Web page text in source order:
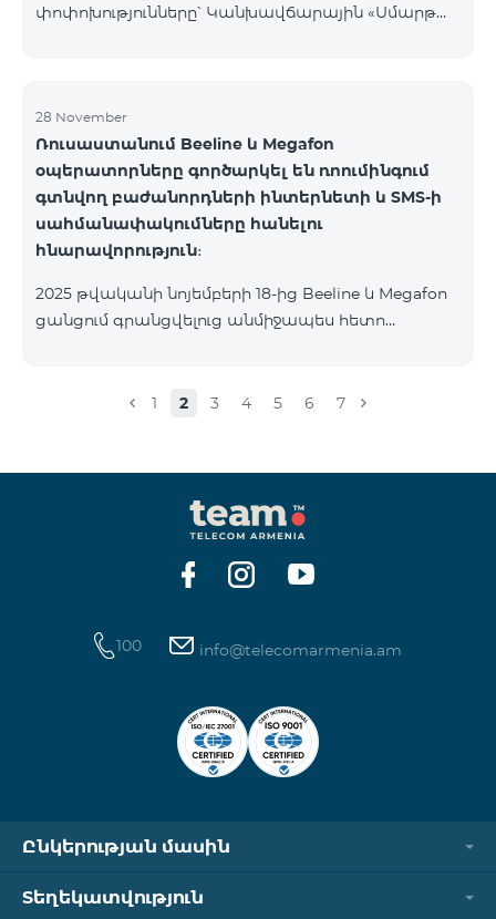
փոփոխությունները՝ Կանխավճարային «Սմարթ
սակագնային փաթեթին, որի շրջանակներում
կստանան անսահմանափակ ինտերնետ, 2000
րոպե դեպի ՀՀ բոլոր ցանցեր, ԱՄՆ, Կանադա, ՌԴ
Beeline և Tele2 ցանցեր, 500 SMS, 200 ՄԲ
ռոումինգում, 60 TV ալիք։ «BeFree 5000 unlimit»
սակագնային փաթեթի ամսավճարը կազմում է
սակագնային փաթեթը կդադարի գ
28 November
Ռուսաստանում Beeline և Megafon
օպերատորները գործարկել են ռոումինգում
գտնվող բաժանորդների ինտերնետի և SMS-ի
սահմանափակումները հանելու
հնարավորություն։
2025 թվականի նոյեմբերի 18-ից Beeline և Megafon
ցանցում գրանցվելուց անմիջապես հետո
էջին։ Ստուգումը հաջողությամբ անցնելուց հետո
կերպով։ Խնդրում ենք ուշադրություն դարձնել, որ
Captcha հղումն աշխատում է միայն
համապատասխան օպերատորի բջջային
ցանցին միացված լինելու դեպքում։ Wi-Fi-ը և VPN-
ը պետք է անջատված լինեն, հակառակ դեպքում
1 2 3 4 5 6 7
100 info@telecomarmenia.am
Ընկերության մասին
Տեղեկատվություն